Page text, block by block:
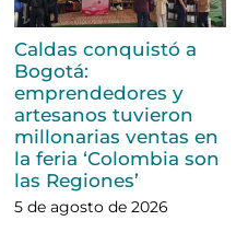
Caldas conquistó a
Bogotá:
emprendedores y
artesanos tuvieron
millonarias ventas en
la feria ‘Colombia son
las Regiones’
5 de agosto de 2026